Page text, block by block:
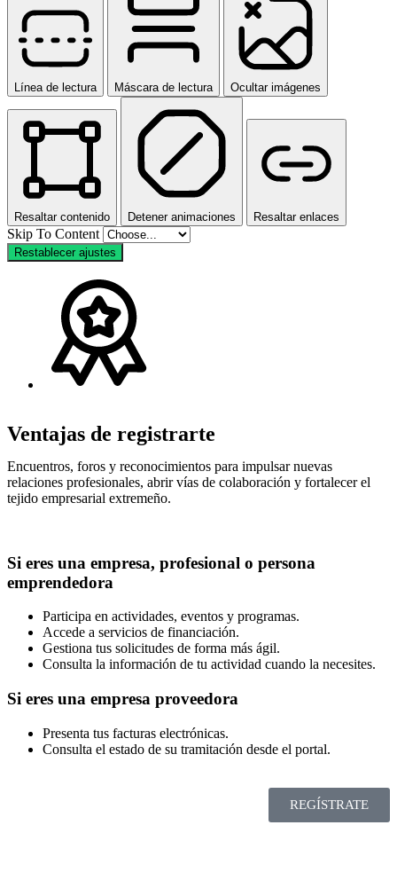
Línea de lectura Máscara de lectura Ocultar imágenes
Resaltar contenido Detener animaciones Resaltar enlaces
Skip To Content
Restablecer ajustes
Ventajas de registrarte
Encuentros, foros y reconocimientos para impulsar nuevas
relaciones profesionales, abrir vías de colaboración y fortalecer el
tejido empresarial extremeño.
Si eres una empresa, profesional o persona
emprendedora
Participa en actividades, eventos y programas.
Accede a servicios de financiación.
Gestiona tus solicitudes de forma más ágil.
Consulta la información de tu actividad cuando la necesites.
Si eres una empresa proveedora
Presenta tus facturas electrónicas.
Consulta el estado de su tramitación desde el portal.
REGÍSTRATE